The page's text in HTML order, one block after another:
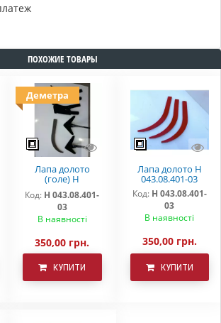
ПОХОЖИЕ ТОВАРЫ
Деметра
Лапа долото
(голе) Н
Код: Н 043.08.401-
03
В наявності
350,00 грн.
КУПИТИ
Лапа долото Н
043.08.401-03
Код: Н 043.08.401-
03
В наявності
350,00 грн.
КУПИТИ